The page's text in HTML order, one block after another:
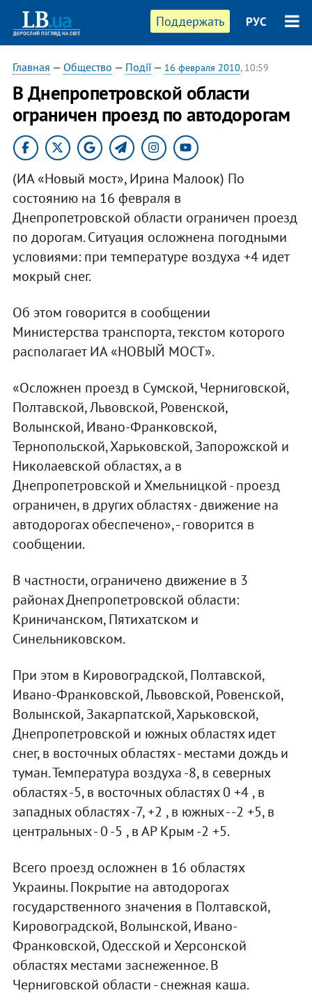
Поддержать РУС
Главная — Общество — Події— 16 февраля 2010, 10:59
В Днепропетровской области
ограничен проезд по автодорогам
(ИА «Новый мост», Ирина Малоок) По
состоянию на 16 февраля в
Днепропетровской области ограничен проезд
по дорогам. Ситуация осложнена погодными
условиями: при температуре воздуха +4 идет
мокрый снег.
Об этом говорится в сообщении
Министерства транспорта, текстом которого
располагает ИА «НОВЫЙ МОСТ».
«Осложнен проезд в Сумской, Черниговской,
Полтавской, Львовской, Ровенской,
Волынской, Ивано-Франковской,
Тернопольской, Харьковской, Запорожской и
Николаевской областях, а в
Днепропетровской и Хмельницкой - проезд
ограничен, в других областях - движение на
автодорогах обеспечено», - говорится в
сообщении.
В частности, ограничено движение в 3
районах Днепропетровской области:
Криничанском, Пятихатском и
Синельниковском.
При этом в Кировоградской, Полтавской,
Ивано-Франковской, Львовской, Ровенской,
Волынской, Закарпатской, Харьковской,
Днепропетровской и южных областях идет
снег, в восточных областях - местами дождь и
туман. Температура воздуха -8, в северных
областях -5, в восточных областях 0 +4 , в
западных областях -7, +2 , в южных - -2 +5, в
центральных - 0 -5 , в АР Крым -2 +5.
Всего проезд осложнен в 16 областях
Украины. Покрытие на автодорогах
государственного значения в Полтавской,
Кировоградской, Волынской, Ивано-
Франковской, Одесской и Херсонской
областях местами заснеженное. В
Черниговской области - снежная каша.